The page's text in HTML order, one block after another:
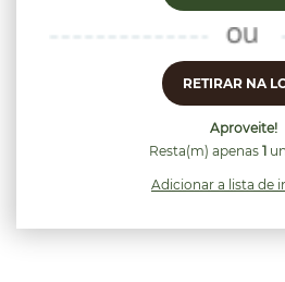
RETIRAR NA
Aproveite!
Resta(m) apenas 1
Adicionar a lista de